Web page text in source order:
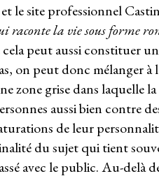
le site professionnel
la vie sous forme
peut aussi constituer
on peut donc mélanger
zone grise dans laquelle
aussi bien contre
de leur
du sujet qui tient
avec le public. Au-delà